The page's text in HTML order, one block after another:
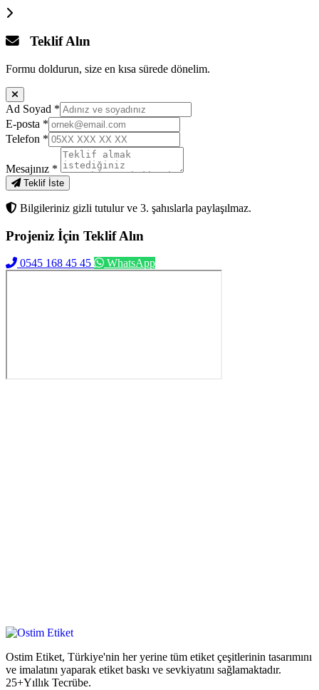
Teklif Alın
Formu doldurun, size en kısa sürede dönelim.
Ad Soyad *
E-posta *
Telefon *
Mesajınız *
Teklif İste
Bilgileriniz gizli tutulur ve 3. şahıslarla paylaşılmaz.
Projeniz İçin Teklif Alın
0545 168 45 45 WhatsApp
Ostim Etiket, Türkiye'nin her yerine tüm etiket çeşitlerinin tasarımını
ve imalatını yaparak etiket baskı ve sevkiyatını sağlamaktadır.
25+Yıllık Tecrübe.